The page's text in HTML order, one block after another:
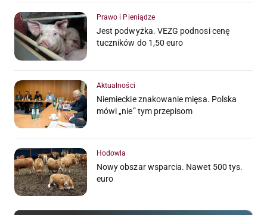
Prawo i Pieniądze
Jest podwyżka. VEZG podnosi cenę
tuczników do 1,50 euro
Aktualności
Niemieckie znakowanie mięsa. Polska
mówi „nie” tym przepisom
Hodowla
Nowy obszar wsparcia. Nawet 500 tys.
euro